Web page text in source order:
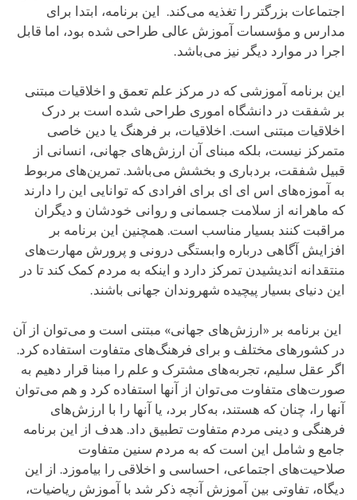
اجتماعات بزرگتر را تغذیه می‌کند. این برنامه، ابتدا برای
مدارس و مؤسسات آموزش عالی طراحی شده بود، اما قابل
اجرا در موارد دیگر نیز می‌باشد.
این برنامه آموزشی که در مرکز علم تعمق و اخلاقیات مبتنی
بر شفقت در دانشگاه اموری طراحی شده است بر درک
اخلاقیات مبتنی است. اخلاقیات، بر فرهنگ یا دین خاصی
متمرکز نیست، بلکه مبنای آن ارزش‌های جهانی، انسانی از
قبیل شفقت، بردباری و بخشش می‌باشد. تمرین‌های مربوط
به آموزه‌های اس ای ای برای افرادی که توانایی این را دارند
که ماهرانه از سلامت جسمانی و روانی خودشان و دیگران
مراقبت کنند بسیار مناسب است. همچنین این برنامه بر
افزایش آگاهی درباره وابستگی درونی و پرورش مهارت‌های
منتقدانه اندیشیدن تمرکز دارد و اینکه به مردم کمک کند تا در
این دنیای بسیار پیچیده شهروندان جهانی باشند.
این برنامه بر «ارزش‌های جهانی» مبتنی است و می‌توان از آن
در کشورهای مختلف و برای فرهنگ‌های متفاوت استفاده کرد.
اگر عقل سلیم، تجربه‌های مشترک و علم را مبنا قرار دهیم به
صورت‌های متفاوت می‌توان از آنها استفاده کرد و هم می‌توان
آنها را، چنان که هستند، به‌کار برد، یا آنها را با ارزش‌های
فرهنگی و دینی مردم متفاوت تطبیق داد. هدف از این برنامه
جامع و شامل این است که به مردم سنین متفاوت
صلاحیت‌های اجتماعی، احساسی و اخلاقی را بیاموزد. از این
دیگاه، تفاوتی بین آموزش آنچه ذکر شد با آموزش ریاضیات،